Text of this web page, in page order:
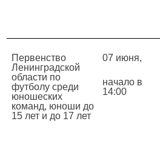
Первенство
Ленинградской
области по
футболу среди
юношеских
команд, юноши до
15 лет и до 17 лет
07 июня,
начало в
14:00